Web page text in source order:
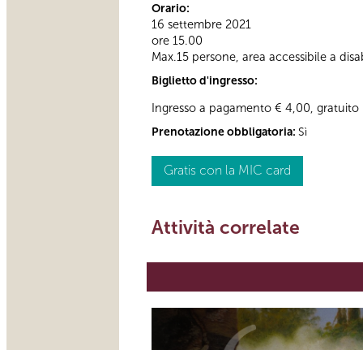
Orario:
16 settembre 2021
ore 15.00
Max.15 persone, area accessibile a
Biglietto d'ingresso:
Ingresso a pagamento € 4,00, gratuito
Prenotazione obbligatoria: Sì
Gratis con la MIC card
Attività correlate